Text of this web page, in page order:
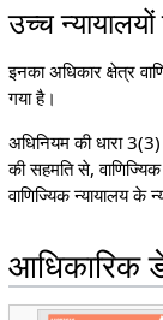
उच्च
इनका अधिकार क्षेत्र
गया है।
अधिनियम की धारा
की सहमति से,
वाणिज्यिक न्यायालय के
आधिकारिक